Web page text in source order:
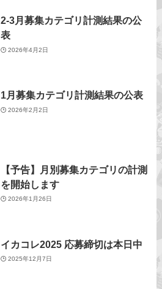
2-3月募集カテゴリ計測結果の公
表
2026年4月2日
1月募集カテゴリ計測結果の公表
2026年2月2日
【予告】月別募集カテゴリの計測
を開始します
2026年1月26日
イカコレ2025 応募締切は本日中
2025年12月7日